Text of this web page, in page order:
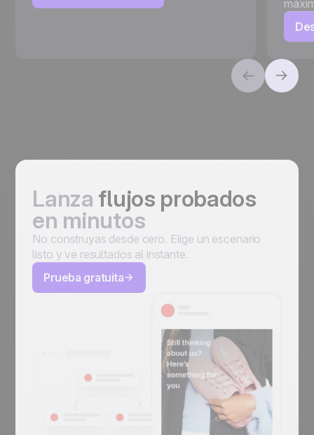
Lanza flujos probados
en minutos
No construyas desde cero. Elige un escenario
listo y ve resultados al instante.
Prueba gratuita